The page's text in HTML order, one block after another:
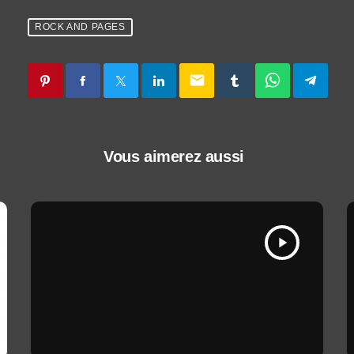
ROCK AND PAGES
email
Vous aimerez aussi
play_arrow